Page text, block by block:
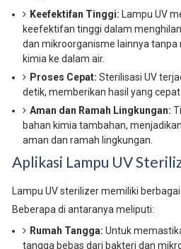
Keefektifan Tinggi: Lampu UV
keefektifan tinggi dalam
dan mikroorganisme lainnya
kimia ke dalam air.
Proses Cepat: Sterilisasi UV
detik, memberikan hasil yang
Aman dan Ramah Lingkungan:
bahan kimia tambahan,
aman dan ramah lingkungan.
Aplikasi Lampu UV
Lampu UV sterilizer memiliki
Beberapa di antaranya meliputi:
Rumah Tangga: Untuk
tangga bebas dari bakteri dan